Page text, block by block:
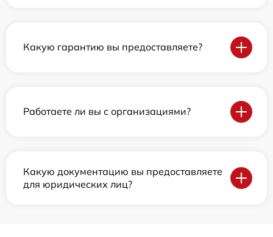
Какую гарантию вы предоставляете?
Работаете ли вы с организациями?
Какую документацию вы предоставляете
для юридических лиц?